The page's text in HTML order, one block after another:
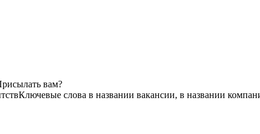
вам?
Ключевые слова в названии вакансии, в названии